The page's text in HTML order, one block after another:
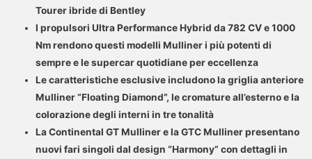
Tourer ibride di Bentley
I propulsori Ultra Performance Hybrid da 782 CV e 1000
Nm rendono questi modelli Mulliner i più potenti di
sempre e le supercar quotidiane per eccellenza
Le caratteristiche esclusive includono la griglia anteriore
Mulliner “Floating Diamond”, le cromature all’esterno e la
colorazione degli interni in tre tonalità
La Continental GT Mulliner e la GTC Mulliner presentano
nuovi fari singoli dal design “Harmony” con dettagli in